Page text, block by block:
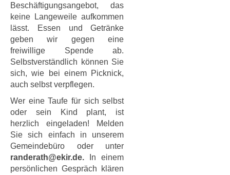
Beschäftigungsangebot, das
keine Langeweile aufkommen
lässt. Essen und Getränke
geben wir gegen eine
freiwillige Spende ab.
Selbstverständlich können Sie
sich, wie bei einem Picknick,
auch selbst verpflegen.
Wer eine Taufe für sich selbst
oder sein Kind plant, ist
herzlich eingeladen! Melden
Sie sich einfach in unserem
Gemeindebüro oder unter
randerath@ekir.de.
In einem
persönlichen Gespräch klären